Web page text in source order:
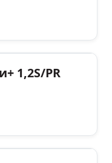
1,2S/PR